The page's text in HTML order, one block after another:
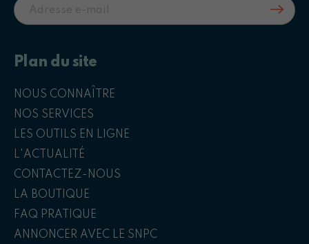
Plan du site
NOUS CONNAÎTRE
NOS SERVICES
LES OUTILS EN LIGNE
L'ACTUALITÉ
CONTACTEZ-NOUS
LA BOUTIQUE
FAQ PRATIQUE
ANNONCER AVEC LE SNPC